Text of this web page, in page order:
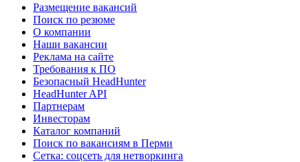
Размещение вакансий
Поиск по резюме
О компании
Наши вакансии
Реклама на сайте
Требования к ПО
Безопасный HeadHunter
HeadHunter API
Партнерам
Инвесторам
Каталог компаний
Поиск по вакансиям в Перми
Сетка: соцсеть для нетворкинга